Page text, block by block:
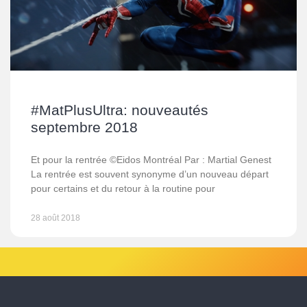
#MatPlusUltra: nouveautés
septembre 2018
Et pour la rentrée ©Eidos Montréal Par : Martial Genest
La rentrée est souvent synonyme d’un nouveau départ
pour certains et du retour à la routine pour
28 août 2018